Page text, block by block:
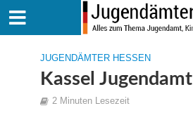
JUGENDÄMTER HESSEN
Kassel Jugendamt
2 Minuten Lesezeit